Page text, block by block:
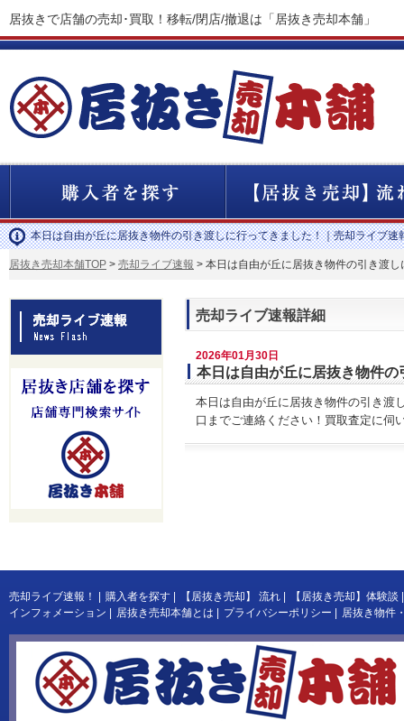
居抜きで店舗の売却･買取！移転/閉店/撤退は「居抜き売却本舗」
本日は自由が丘に居抜き物件の引き渡しに行ってきました！｜売却ライブ速
居抜き売却本舗TOP > 売却ライブ速報 > 本日は自由が丘に居抜き物件の引き渡
売却ライブ速報詳細
2026年01月30日
本日は自由が丘に居抜き物件
本日は自由が丘に居抜き物件の引き渡
口までご連絡ください！買取査定に伺
売却ライブ速報！ 購入者を探す 【居抜き売却】 流れ 【居抜き売却】体験談
インフォメーション
居抜き売却本舗とは プライバシーポリシー 居抜き物件